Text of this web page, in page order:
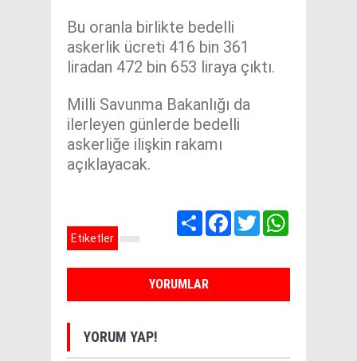
Bu oranla birlikte bedelli
askerlik ücreti 416 bin 361
liradan 472 bin 653 liraya çıktı.
Milli Savunma Bakanlığı da
ilerleyen günlerde bedelli
askerliğe ilişkin rakamı
açıklayacak.
Share Facebook
Twitter
Etiketler
YORUMLAR
YORUM YAP!